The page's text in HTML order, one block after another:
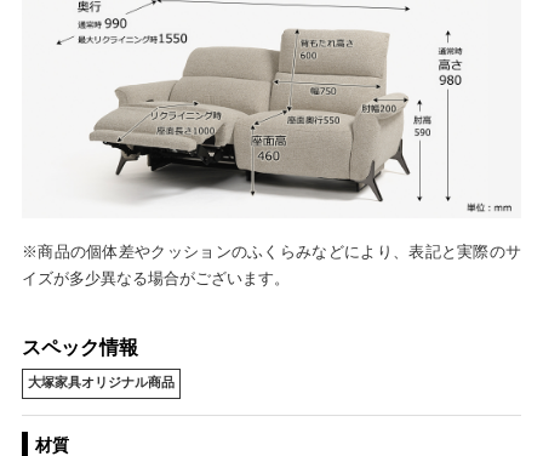
※商品の個体差やクッションのふくらみなどにより、表記と実際のサ
イズが多少異なる場合がございます。
スペック情報
大塚家具オリジナル商品
材質